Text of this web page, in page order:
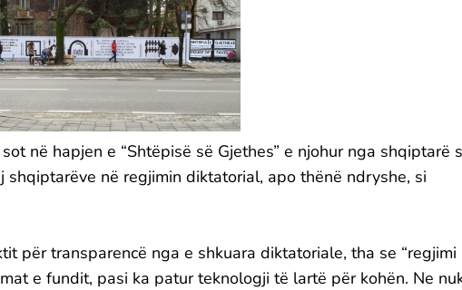
në hapjen e “Shtëpisë së Gjethes” e njohur nga shqiptarë
në regjimin diktatorial, apo thënë ndryshe, si
për transparencë nga e shkuara diktatoriale, tha se “regjimi
e fundit, pasi ka patur teknologji të lartë për kohën. Ne